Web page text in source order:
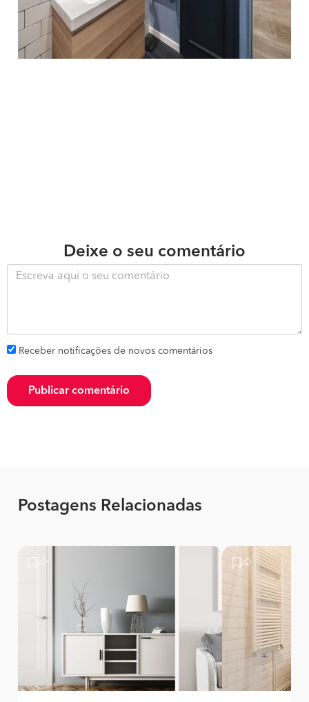
Deixe o seu comentário
Receber notificações de novos comentários
Publicar comentário
Postagens Relacionadas